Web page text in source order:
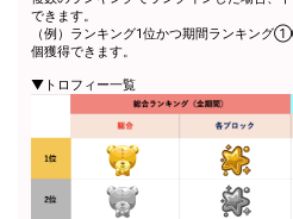
できます。
（例）ランキング1位かつ期間ランキン
個獲得できます。
▼トロフィー一覧